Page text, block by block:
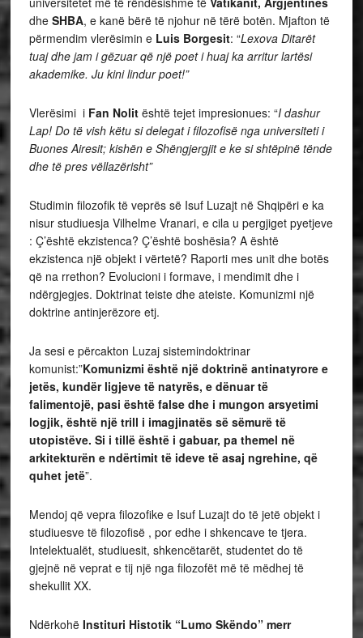
dhe SHBA, e kanë bërë të njohur në tërë botën. Mjafton të
përmendim vlerësimin e Luis Borgesit: “Lexova Ditarët
tuaj dhe jam i gëzuar që një poet i huaj ka arritur lartësi
akademike. Ju kini lindur poet!”
Vlerësimi i Fan Nolitështë tejet impresionues: “I dashur
Lap! Do të vish këtu si delegat i filozofisë nga universiteti i
Buones Airesit; kishën e Shëngjergjit e ke si shtëpinë tënde
dhe të pres vëllazërisht”
Studimin filozofik të veprës së Isuf Luzajt në Shqipëri e ka
nisur studiuesja Vilhelme Vranari, e cila u pergjiget pyetjeve
: Ç’është ekzistenca? Ç’është boshësia? A është
ekzistenca një objekt i vërtetë? Raporti mes unit dhe botës
që na rrethon? Evolucioni i formave, i mendimit dhe i
ndërgjegjes. Doktrinat teiste dhe ateiste. Komunizmi një
doktrine antinjerëzore etj.
Ja sesi e përcakton Luzaj sistemindoktrinar
komunist:”Komunizmi është një doktrinë antinatyrore e
jetës, kundër ligjeve të natyrës, e dënuar të
falimentojë, pasi është false dhe i mungon arsyetimi
logjik, është një trill i imagjinatës së sëmurë të
utopistëve. Si i tillë është i gabuar, pa themel në
arkitekturën e ndërtimit të ideve të asaj ngrehine, që
quhet jetë”.
Mendoj që vepra filozofike e Isuf Luzajt do të jetë objekt i
studiuesve të filozofisë , por edhe i shkencave te tjera.
Intelektualët, studiuesit, shkencëtarët, studentet do të
gjejnë në veprat e tij një nga filozofët më të mëdhej të
shekullit XX.
Ndërkohë Instituri Histotik “Lumo Skëndo” merr